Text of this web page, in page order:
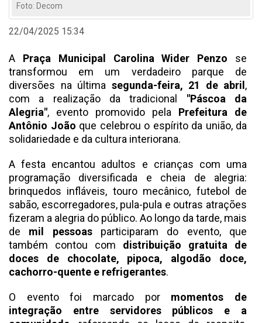
Foto: Decom
22/04/2025 15:34
A Praça Municipal Carolina Wider Penzo se
transformou em um verdadeiro parque de
diversões na última segunda-feira, 21 de abril ,
com a realização da tradicional "Páscoa da
Alegria", evento promovido pela Prefeitura de
Antônio João que celebrou o espírito da união, da
solidariedade e da cultura interiorana.
A festa encantou adultos e crianças com uma
programação diversificada e cheia de alegria:
brinquedos infláveis, touro mecânico, futebol de
sabão, escorregadores, pula-pula e outras atrações
fizeram a alegria do público. Ao longo da tarde, mais
de mil pessoasparticiparam do evento, que
também contou com distribuição gratuita de
doces de chocolate, pipoca, algodão doce,
cachorro-quente e refrigerantes.
O evento foi marcado por momentos de
integração entre servidores públicos e a